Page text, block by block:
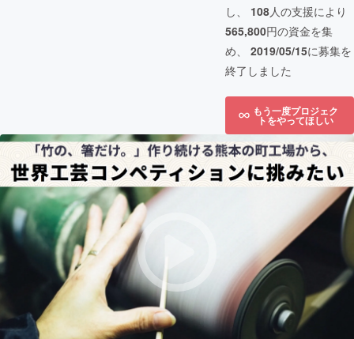
し、 108人の支援により
565,800円の資金を集
め、 2019/05/15に募集を
終了しました
もう一度プロジェク
トをやってほしい